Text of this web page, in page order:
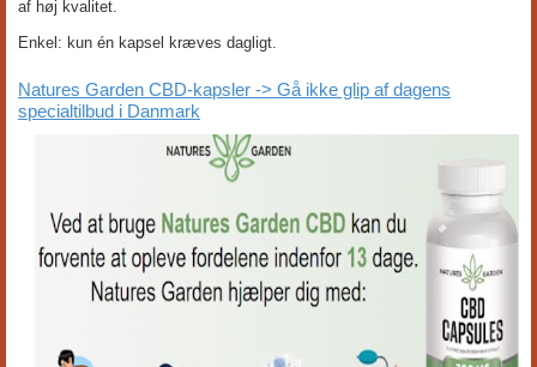
af høj kvalitet.
Enkel: kun én kapsel kræves dagligt.
Natures Garden CBD-kapsler -> Gå ikke glip af dagens
specialtilbud i Danmark